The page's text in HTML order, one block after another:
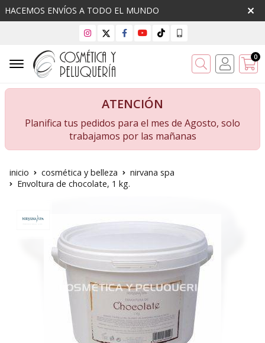
HACEMOS ENVÍOS A TODO EL MUNDO
Buscar 0
ATENCIÓN
Planifica tus pedidos para el mes de Agosto, solo
trabajamos por las mañanas
inicio cosmética y belleza
nirvana spa
Envoltura de chocolate, 1 kg.